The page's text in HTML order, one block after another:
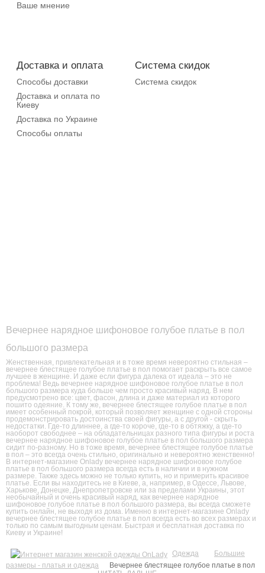
Вечернее нарядное шифоновое голубое платье в пол
большого размера
Женственная, привлекательная и в тоже время невероятно стильная –
вечернее блестящее голубое платье в пол помогает раскрыть все самое
лучшее в женщине. И даже если фигура далека от идеала – это не
проблема! Ведь вечернее нарядное шифоновое голубое платье в пол
большого размера куда больше чем просто красивый наряд. В нем
предусмотрено все: цвет, фасон, длина и даже материал из которого
пошито одеяние. К тому же, вечернее блестящее голубое платье в пол
имеет особенный покрой, который позволяет женщине с одной стороны
продемонстрировать достоинства своей фигуры, а с другой - скрыть
недостатки. Где-то длиннее, а где-то короче, где-то в обтяжку, а где-то
наоборот свободнее – на обладательницах разного типа фигуры и роста
вечернее нарядное шифоновое голубое платье в пол большого размера
сидит по-разному. Но в тоже время, вечернее блестящее голубое платье
в пол – это всегда очень стильно, оригинально и невероятно женственно!
В интернет-магазине Onlady вечернее нарядное шифоновое голубое
платье в пол большого размера всегда есть в наличии и в нужном
размере. Также здесь можно не только купить, но и примерить красивое
платье. Если вы находитесь не в Киеве, а, например, в Одессе, Львове,
Харькове, Донецке, Днепропетровске или за пределами Украины, этот
необычайный и очень красивый наряд, как вечернее нарядное
шифоновое голубое платье в пол большого размера, вы всегда сможете
купить онлайн, не выходя из дома. Именно в интернет-магазине Onlady
вечернее блестящее голубое платье в пол всегда есть во всех размерах и
только по самым выгодным ценам. Быстрая и бесплатная доставка по
Киеву и Украине!
Ваше мнение
Доставка и оплата
Способы доставки
Доставка и оплата по
Киеву
Доставка по Украине
Способы оплаты
Система скидок
Система скидок
Одежда
Большие
размеры - платья и одежда
Вечернее блестящее голубое платье в пол